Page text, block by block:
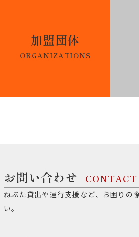
加盟団体
ORGANIZATIONS
お問い合わせ CONTACT
ねぶた貸出や運行支援など、お困りの
い。